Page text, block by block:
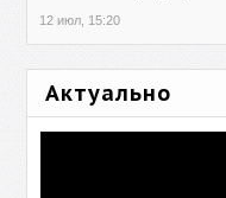
12 июл, 15:20
Актуально